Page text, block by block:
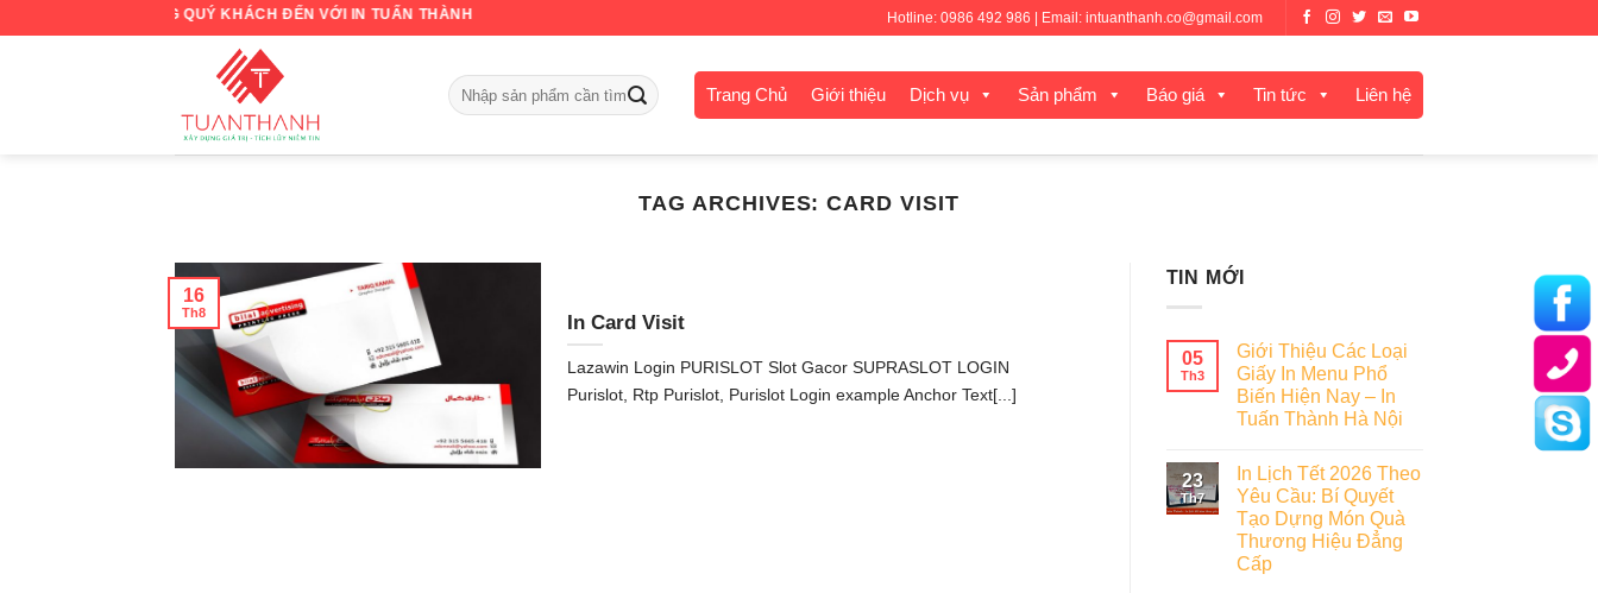
CHÀO MỪNG QUÝ KHÁCH ĐẾN VỚI IN TUẤN THÀNH Hotline: 0986 492 986 | Email: intuanthanh.co@gmail.com
Trang Chủ Giới thiệu Dịch vụ Sản phẩm Báo giá Tin tức Liên hệ
TAG ARCHIVES:CARD VISIT
In Card Visit
Lazawin Login PURISLOT Slot Gacor SUPRASLOT LOGIN
Purislot, Rtp Purislot, Purislot Login example Anchor Text[...]
16
Th8
TIN MỚI
05
Th3
Giới Thiệu Các Loại
Giấy In Menu Phổ
Biến Hiện Nay – In
Tuấn Thành Hà Nội
23
Th7
In Lịch Tết 2026 Theo
Yêu Cầu: Bí Quyết
Tạo Dựng Món Quà
Thương Hiệu Đẳng
Cấp